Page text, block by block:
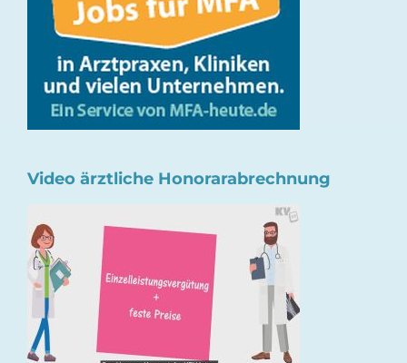
Video ärztliche Honorarabrechnung